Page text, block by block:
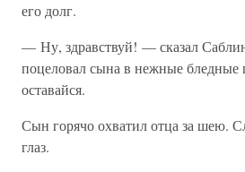
его долг.
— Ну, здравствуй! — сказал
поцеловал сына в нежные
оставайся.
Сын горячо охватил отца за шею.
глаз.